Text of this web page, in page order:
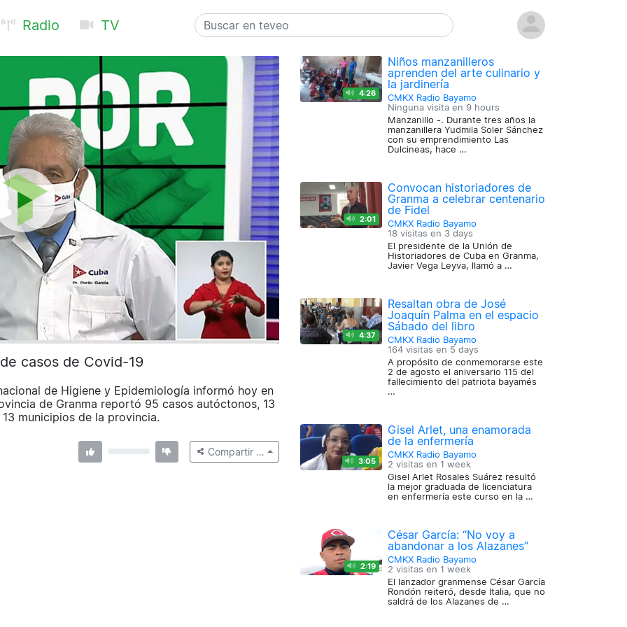
Radio TV
casos de Covid-19
de Higiene y Epidemiología informó hoy en
de Granma reportó 95 casos autóctonos, 13
municipios de la provincia.
Compartir …
4:26
Niños manzanilleros
aprenden del arte culinario y
la jardinería
CMKX Radio Bayamo
Ninguna visita en 9 hours
Manzanillo -. Durante tres años la
manzanillera Yudmila Soler Sánchez
con su emprendimiento Las
Dulcineas, hace …
2:01
Convocan historiadores de
Granma a celebrar centenario
de Fidel
CMKX Radio Bayamo
18 visitas en 3 days
El presidente de la Unión de
Historiadores de Cuba en Granma,
Javier Vega Leyva, llamó a …
4:37
Resaltan obra de José
Joaquín Palma en el espacio
Sábado del libro
CMKX Radio Bayamo
164 visitas en 5 days
A propósito de conmemorarse este
2 de agosto el aniversario 115 del
fallecimiento del patriota bayamés
…
3:05
Gisel Arlet, una enamorada
de la enfermería
CMKX Radio Bayamo
2 visitas en 1 week
Gisel Arlet Rosales Suárez resultó
la mejor graduada de licenciatura
en enfermería este curso en la …
2:19
César García: “No voy a
abandonar a los Alazanes”
CMKX Radio Bayamo
2 visitas en 1 week
El lanzador granmense César García
Rondón reiteró, desde Italia, que no
saldrá de los Alazanes de …